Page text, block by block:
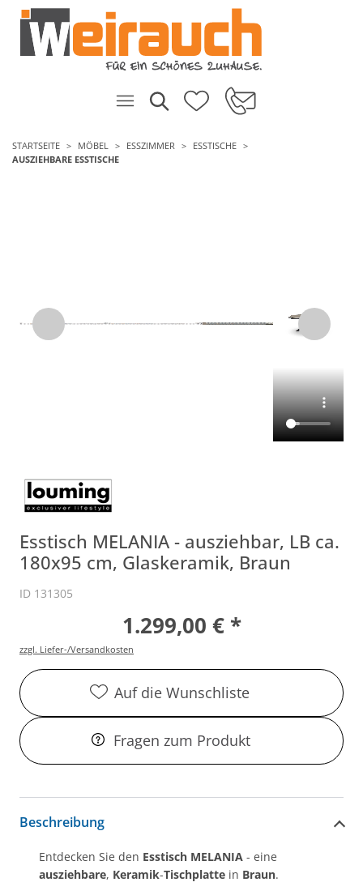
STARTSEITE MÖBEL ESSZIMMER
ESSTISCHE
AUSZIEHBARE ESSTISCHE
Esstisch MELANIA - ausziehbar, LB ca.
180x95 cm, Glaskeramik, Braun
ID 131305
1.299,00 € *
zzgl. Liefer-/Versandkosten
Auf die Wunschliste
Fragen zum Produkt
Beschreibung
Entdecken Sie den Esstisch MELANIA - eine
ausziehbare, Keramik-Tischplatte in Braun.